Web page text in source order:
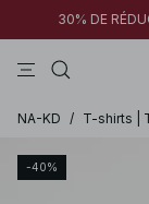
30% DE
NA-KD / T-shirts |
-40%